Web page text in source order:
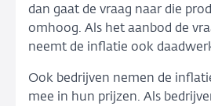
dan gaat de vraag naar die
omhoog. Als het aanbod de
neemt de inflatie ook
Ook bedrijven nemen de
mee in hun prijzen. Als